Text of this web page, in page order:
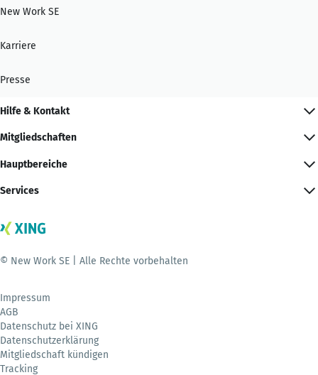
New Work SE
Karriere
Presse
Hilfe & Kontakt
Mitgliedschaften
Hauptbereiche
Services
© New Work SE | Alle Rechte vorbehalten
Impressum
AGB
Datenschutz bei XING
Datenschutzerklärung
Mitgliedschaft kündigen
Tracking